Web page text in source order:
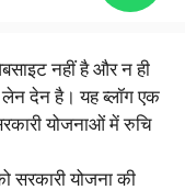
नहीं है और न ही
देन है। यह ब्लॉग एक
योजनाओं में रुचि
सरकारी योजना की